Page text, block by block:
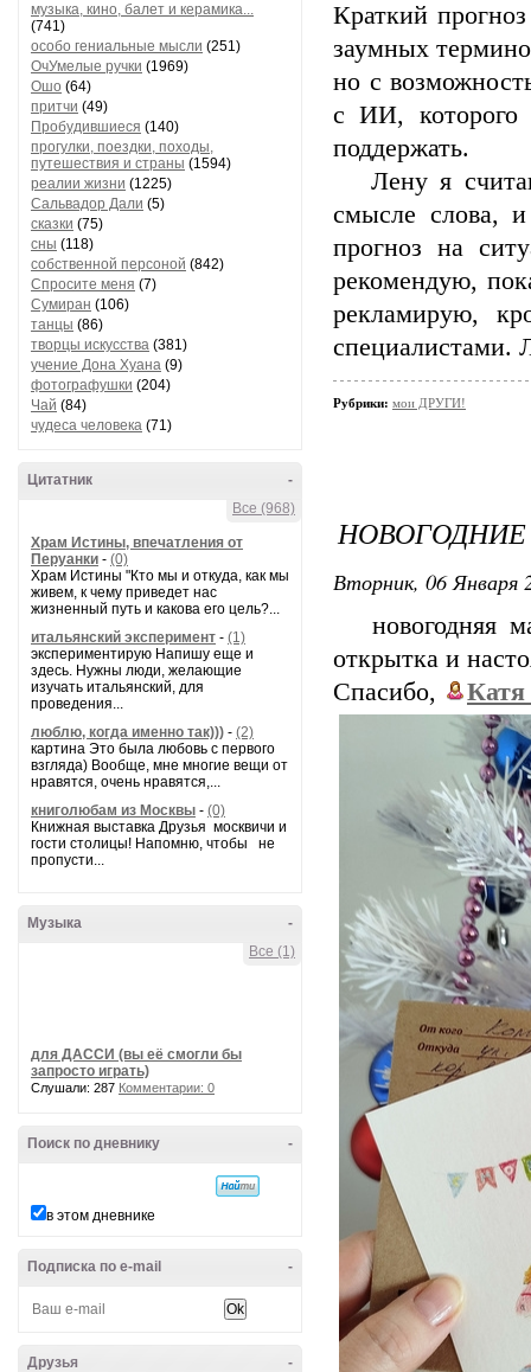
музыка, кино, балет и керамика...
(741)
особо гениальные мысли (251)
ОчУмелые ручки (1969)
Ошо (64)
притчи (49)
Пробудившиеся (140)
прогулки, поездки, походы,
путешествия и страны (1594)
реалии жизни (1225)
Сальвадор Дали (5)
сказки (75)
сны (118)
собственной персоной (842)
Спросите меня (7)
Сумиран (106)
танцы (86)
творцы искусства (381)
учение Дона Хуана (9)
фотографушки (204)
Чай (84)
чудеса человека (71)
-
Цитатник
Все (968)
Храм Истины, впечатления от
Перуанки - (0)
Храм Истины "Кто мы и откуда, как мы
живем, к чему приведет нас
жизненный путь и какова его цель?...
итальянский эксперимент - (1)
экспериментирую Напишу еще и
здесь. Нужны люди, желающие
изучать итальянский, для
проведения...
люблю, когда именно так))) - (2)
картина Это была любовь с первого
взгляда) Вообще, мне многие вещи от
нравятся, очень нравятся,...
книголюбам из Москвы - (0)
Книжная выставка Друзья москвичи и
гости столицы! Напомню, чтобы не
пропусти...
-
Музыка
Все (1)
для ДАССИ (вы её смогли бы
запросто играть)
Слушали: 287 Комментарии: 0
-
Поиск по дневнику
в этом дневнике
-
Подписка по e-mail
-
Друзья
Краткий
заумных
но с
с ИИ, которого
поддержать.
Лену я
смысле слова, и
прогноз на
рекомендую,
рекламирую,
специалистами.
Рубрики: мои ДРУГИ!
Вторник, 06 Января
новогодняя
открытка и
Спасибо,